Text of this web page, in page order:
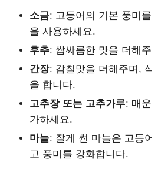
소금: 고등어의 기본 풍미
을 사용하세요.
후추: 쌉싸름한 맛을 더해
간장: 감칠맛을 더해주며,
을 합니다.
고추장 또는 고추가루: 매
가하세요.
마늘: 잘게 썬 마늘은 고등
고 풍미를 강화합니다.